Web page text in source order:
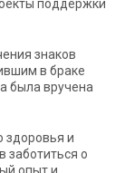
поддержки
знаков
в браке
была вручена
здоровья и
заботиться о